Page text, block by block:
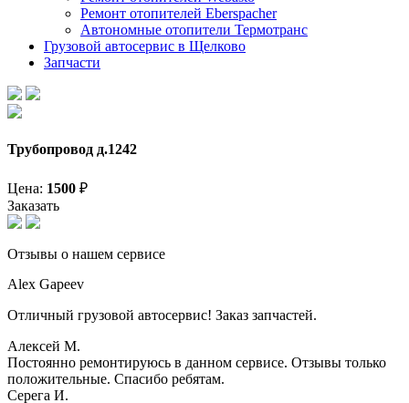
Ремонт отопителей Eberspacher
Автономные отопители Термотранс
Грузовой автосервис в Щелково
Запчасти
Трубопровод д.1242
Цена: 1500 ₽
Заказать
Отзывы о нашем сервисе
Alex Gapeev
Отличный грузовой автосервис! Заказ запчастей.
Алексей М.
Постоянно ремонтируюсь в данном сервисе. Отзывы только
положительные. Спасибо ребятам.
Серега И.